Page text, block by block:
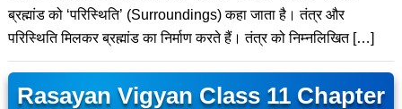
ब्रह्मांड को ‘परिस्थिति’ (Surroundings) कहा जाता है। तंत्र और
परिस्थिति मिलकर ब्रह्मांड का निर्माण करते हैं। तंत्र को निम्नलिखित […]
Rasayan Vigyan Class 11 Chapter